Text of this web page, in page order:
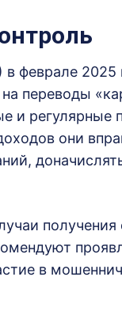
феврале 2025
переводы
и регулярные
они
в